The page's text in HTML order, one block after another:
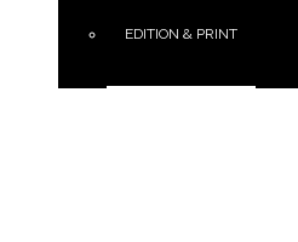
EDITION & PRINT